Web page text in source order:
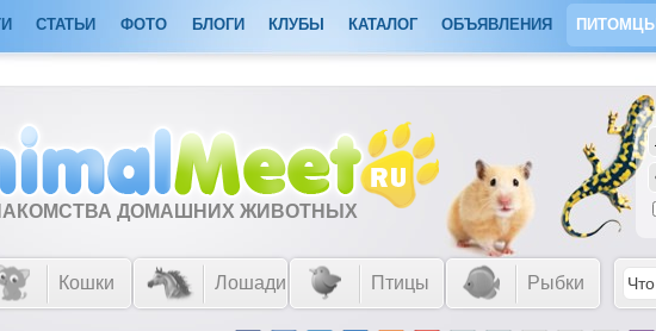
СТАТЬИ ФОТО БЛОГИ КЛУБЫ КАТАЛОГ ОБЪЯВЛЕНИЯ ПИТОМЦЫ
ДОМАШНИХ ЖИВОТНЫХ
Кошки Лошади Птицы Рыбки